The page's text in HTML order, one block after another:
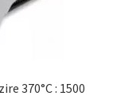
370°C : 1500